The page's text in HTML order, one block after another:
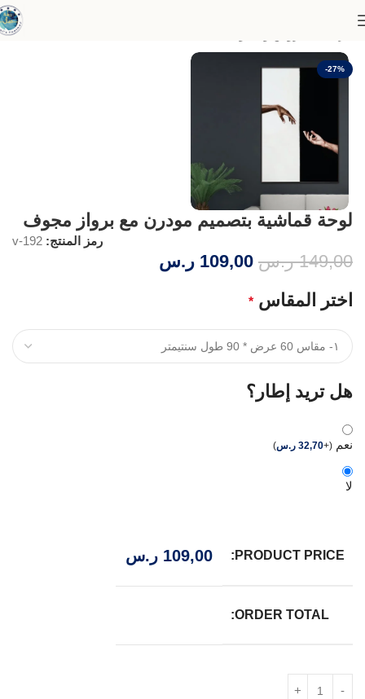
-27%
لوحة قماشية بتصميم مودرن مع برواز مجوف
رمز المنتج: v-192
149,00 ر.س 109,00 ر.س
اختر المقاس *
هل تريد إطار؟
نعم (
+
32,70 ر.س)
لا
PRODUCT PRICE:
109,00 ر.س
ORDER TOTAL: